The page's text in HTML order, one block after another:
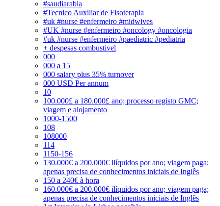
#saudiarabia
#Tecnico Auxiliar de Fisoterapia
#uk #nurse #enfermeiro #midwives
#UK #nurse #enfermeiro #oncology #oncologia
#uk #nurse #enfermeiro #paediatric #pediatria
+ despesas combustivel
000
000 a 15
000 salary plus 35% turnover
000 USD Per annum
10
100.000£ a 180.000£ ano; processo registo GMC;
viagem e alojamento
1000-1500
108
108000
114
1150-156
130.000€ a 200.000€ ilíquidos por ano; viagem paga;
apenas precisa de conhecimentos iniciais de Inglês
150 a 240€ à hora
160.000€ a 200.000€ ilíquidos por ano; viagem paga;
apenas precisa de conhecimentos iniciais de Inglês